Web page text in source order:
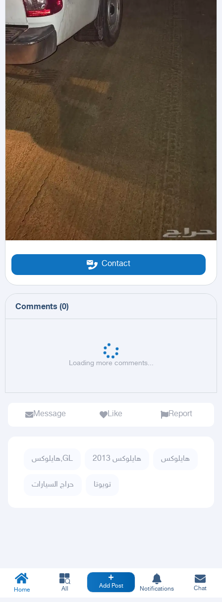
Contact
Comments (0)
Loading more comments...
Message Like Report
هايلوكس,GL هايلوكس 2013 هايلوكس
حراج السيارات تويوتا
Home All Add Post Notifications Chat